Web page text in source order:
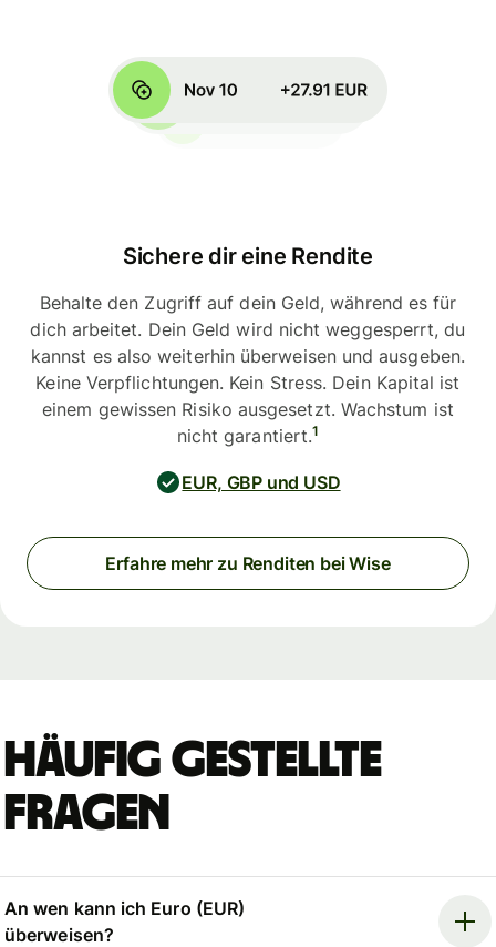
Sichere dir eine Rendite
Behalte den Zugriff auf dein Geld, während es für
dich arbeitet. Dein Geld wird nicht weggesperrt, du
kannst es also weiterhin überweisen und ausgeben.
Keine Verpflichtungen. Kein Stress. Dein Kapital ist
einem gewissen Risiko ausgesetzt. Wachstum ist
nicht garantiert.1
EUR, GBP und USD
Erfahre mehr zu Renditen bei Wise
Häufig gestellte
Fragen
An wen kann ich Euro (EUR)
überweisen?